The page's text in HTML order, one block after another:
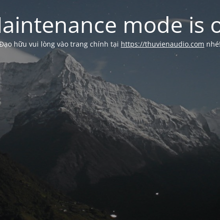
mode is
hữu vui lòng vào trang chính tại https://thuvienaudio.com